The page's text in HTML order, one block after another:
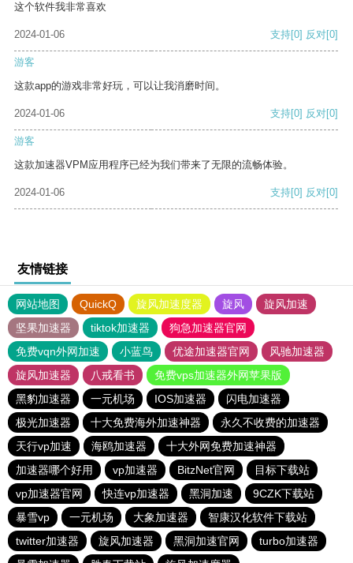
这个软件我非常喜欢
2024-01-06 支持[0] 反对[0]
游客
这款app的游戏非常好玩，可以让我消磨时间。
2024-01-06 支持[0] 反对[0]
游客
这款加速器VPM应用程序已经为我们带来了无限的流畅体验。
2024-01-06 支持[0] 反对[0]
友情链接
网站地图 QuickQ 旋风加速度器 旋风
旋风加速
坚果加速器
tiktok加速器
狗急加速器官网
免费vqn外网加速
小蓝鸟 优途加速器官网
风驰加速器
旋风加速器
八戒看书
免费vps加速器外网苹果版
黑豹加速器
一元机场 IOS加速器
闪电加速器
极光加速器
十大免费海外加速神器
永久不收费的加速器
天行vp加速
海鸥加速器
十大外网免费加速神器
加速器哪个好用
vp加速器 BitzNet官网
目标下载站
vp加速器官网
快连vp加速器 黑洞加速
9CZK下载站
暴雪vp
一元机场 大象加速器
智康汉化软件下载站
twitter加速器
旋风加速器 黑洞加速官网
turbo加速器